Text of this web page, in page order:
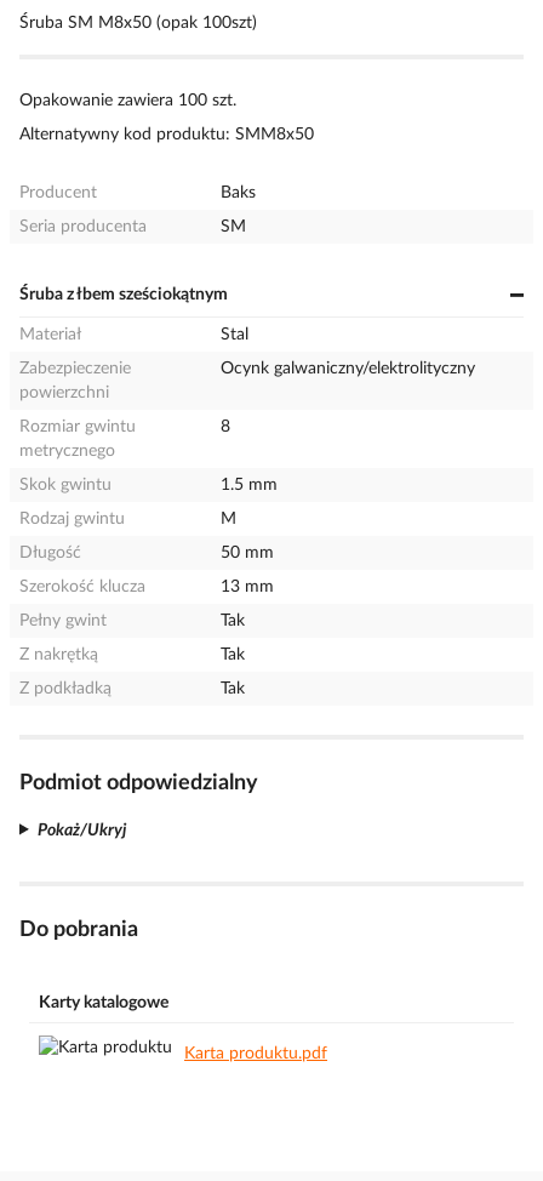
Śruba SM M8x50 (opak 100szt)
Opakowanie zawiera 100 szt.
Alternatywny kod produktu: SMM8x50
Producent
Baks
Seria producenta
SM
Śruba z łbem sześciokątnym
Materiał
Stal
Zabezpieczenie
powierzchni
Ocynk galwaniczny/elektrolityczny
Rozmiar gwintu
metrycznego
8
Skok gwintu
1.5 mm
Rodzaj gwintu
M
Długość
50 mm
Szerokość klucza
13 mm
Pełny gwint
Tak
Z nakrętką
Tak
Z podkładką
Tak
Podmiot odpowiedzialny
Pokaż/Ukryj
Do pobrania
Karty katalogowe
Karta produktu.pdf